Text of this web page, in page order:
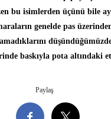
bu isimlerden üçünü bile
genelde pas
baskıyla pota altındaki
Paylaş